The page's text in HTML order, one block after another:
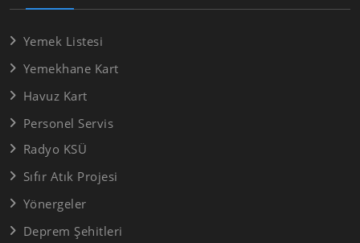
Yemek Listesi
Yemekhane Kart
Havuz Kart
Personel Servis
Radyo KSÜ
Sıfır Atık Projesi
Yönergeler
Deprem Şehitleri